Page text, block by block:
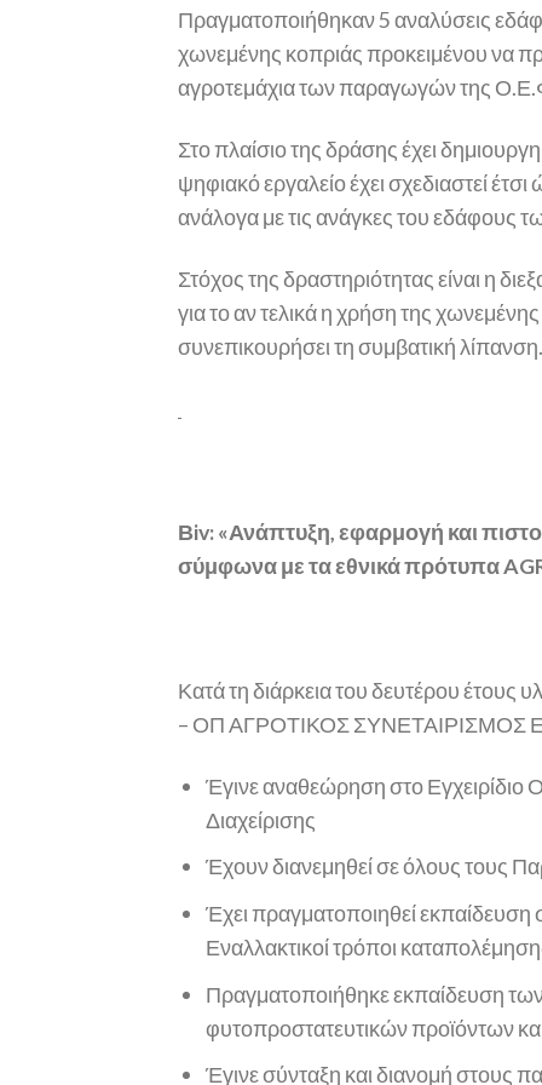
Πραγματοποιήθηκαν 5 αναλύσεις
χωνεμένης κοπριάς προκειμένου να
αγροτεμάχια των παραγωγών της
Στο πλαίσιο της δράσης έχει
ψηφιακό εργαλείο έχει σχεδιαστεί
ανάλογα με τις ανάγκες του εδάφους
Στόχος της δραστηριότητας είναι η
για το αν τελικά η χρήση της
συνεπικουρήσει τη συμβατική λίπανση.
Βiv: «Ανάπτυξη, εφαρμογή και
σύμφωνα με τα εθνικά πρότυπα
Κατά τη διάρκεια του δευτέρου
– ΟΠ ΑΓΡΟΤΙΚΟΣ ΣΥΝΕΤΑΙΡΙΣΜΟΣ
Έγινε αναθεώρηση στο
Διαχείρισης
Έχουν διανεμηθεί σε όλους τους
Έχει πραγματοποιηθεί
Εναλλακτικοί τρόποι
Πραγματοποιήθηκε εκπαίδευση
φυτοπροστατευτικών προϊόντων
Έγινε σύνταξη και διανομή στους